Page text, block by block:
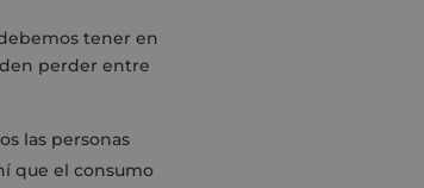
tener en
perder entre
las personas
que el consumo